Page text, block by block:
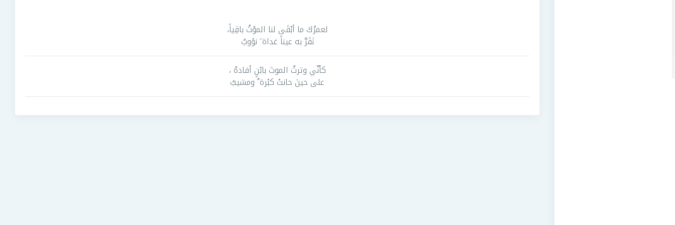
لعمرُكَ ما أبْقَى لنا الموْتُ باقِياً،
نَقَرَّ به عيناً غداة َ نؤوبُ
كأنّي وترتُ الموتَ بابْنٍ أفادهُ ،
على حينَ حانتْ كبْرة ٌ ومشيبُ